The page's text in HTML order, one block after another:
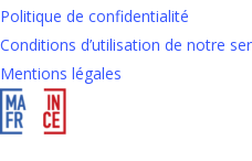
Politique de confidentialité
Conditions d’utilisation de notre
Mentions légales